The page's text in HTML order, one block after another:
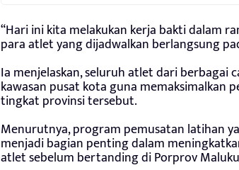
“Hari ini kita melakukan kerja bakti dalam
para atlet yang dijadwalkan berlangsung
Ia menjelaskan, seluruh atlet dari berbagai
kawasan pusat kota guna memaksimalkan
tingkat provinsi tersebut.
Menurutnya, program pemusatan latihan
menjadi bagian penting dalam
atlet sebelum bertanding di Porprov